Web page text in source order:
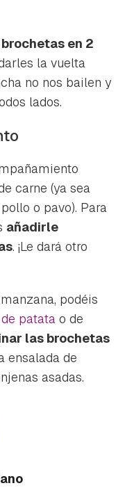
en 2
la vuelta
no nos bailen y
lados.
carne (ya sea
o pavo). Para
añadirle
. ¡Le dará otro
podéis
patata o de
las brochetas
ensalada de
asadas.